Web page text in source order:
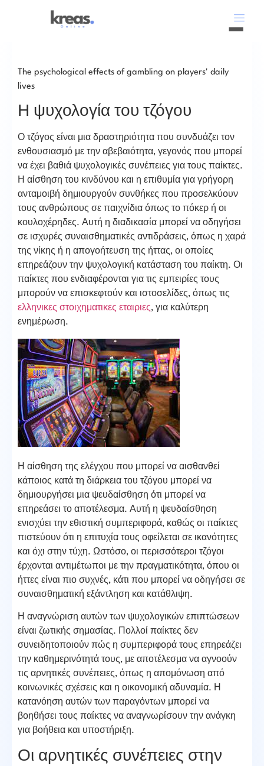
The psychological effects of gambling on players' daily
lives
Η ψυχολογία του τζόγου
Ο τζόγος είναι μια δραστηριότητα που συνδυάζει τον
ενθουσιασμό με την αβεβαιότητα, γεγονός που μπορεί
να έχει βαθιά ψυχολογικές συνέπειες για τους παίκτες.
Η αίσθηση του κινδύνου και η επιθυμία για γρήγορη
ανταμοιβή δημιουργούν συνθήκες που προσελκύουν
τους ανθρώπους σε παιχνίδια όπως το πόκερ ή οι
κουλοχέρηδες. Αυτή η διαδικασία μπορεί να οδηγήσει
σε ισχυρές συναισθηματικές αντιδράσεις, όπως η χαρά
της νίκης ή η απογοήτευση της ήττας, οι οποίες
επηρεάζουν την ψυχολογική κατάσταση του παίκτη. Οι
παίκτες που ενδιαφέρονται για τις εμπειρίες τους
μπορούν να επισκεφτούν και ιστοσελίδες, όπως τις
ελληνικες στοιχηματικες εταιριες, για καλύτερη
ενημέρωση.
Η αίσθηση της ελέγχου που μπορεί να αισθανθεί
κάποιος κατά τη διάρκεια του τζόγου μπορεί να
δημιουργήσει μια ψευδαίσθηση ότι μπορεί να
επηρεάσει το αποτέλεσμα. Αυτή η ψευδαίσθηση
ενισχύει την εθιστική συμπεριφορά, καθώς οι παίκτες
πιστεύουν ότι η επιτυχία τους οφείλεται σε ικανότητες
και όχι στην τύχη. Ωστόσο, οι περισσότεροι τζόγοι
έρχονται αντιμέτωποι με την πραγματικότητα, όπου οι
ήττες είναι πιο συχνές, κάτι που μπορεί να οδηγήσει σε
συναισθηματική εξάντληση και κατάθλιψη.
Η αναγνώριση αυτών των ψυχολογικών επιπτώσεων
είναι ζωτικής σημασίας. Πολλοί παίκτες δεν
συνειδητοποιούν πώς η συμπεριφορά τους επηρεάζει
την καθημερινότητά τους, με αποτέλεσμα να αγνοούν
τις αρνητικές συνέπειες, όπως η απομόνωση από
κοινωνικές σχέσεις και η οικονομική αδυναμία. Η
κατανόηση αυτών των παραγόντων μπορεί να
βοηθήσει τους παίκτες να αναγνωρίσουν την ανάγκη
για βοήθεια και υποστήριξη.
Οι αρνητικές συνέπειες στην